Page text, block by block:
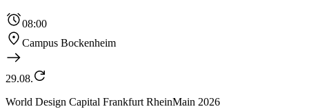
08:00
Campus Bockenheim
29.08.
World Design Capital Frankfurt RheinMain 2026